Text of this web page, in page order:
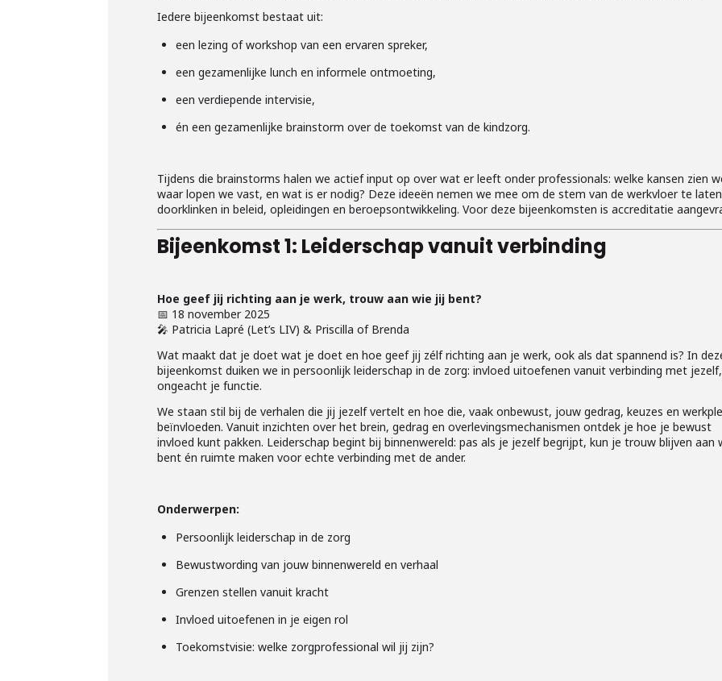
Iedere bijeenkomst bestaat uit:
een lezing of workshop van een ervaren spreker,
een gezamenlijke lunch en informele ontmoeting,
een verdiepende intervisie,
én een gezamenlijke brainstorm over de toekomst van de kindzorg.
Tijdens die brainstorms halen we actief input op over wat er leeft onder professionals: welke kansen zien
waar lopen we vast, en wat is er nodig? Deze ideeën nemen we mee om de stem van de werkvloer te laten
doorklinken in beleid, opleidingen en beroepsontwikkeling. Voor deze bijeenkomsten is accreditatie
Bijeenkomst 1: Leiderschap vanuit verbinding
Hoe geef jij richting aan je werk, trouw aan wie jij bent?
📅 18 november 2025
🎤 Patricia Lapré (Let’s LIV) & Priscilla of Brenda
Wat maakt dat je doet wat je doet en hoe geef jij zélf richting aan je werk, ook als dat spannend is? In
bijeenkomst duiken we in persoonlijk leiderschap in de zorg: invloed uitoefenen vanuit verbinding met jezelf,
ongeacht je functie.
We staan stil bij de verhalen die jij jezelf vertelt en hoe die, vaak onbewust, jouw gedrag, keuzes en
beïnvloeden. Vanuit inzichten over het brein, gedrag en overlevingsmechanismen ontdek je hoe je bewust
invloed kunt pakken. Leiderschap begint bij binnenwereld: pas als je jezelf begrijpt, kun je trouw blijven aan
bent én ruimte maken voor echte verbinding met de ander.
Onderwerpen:
Persoonlijk leiderschap in de zorg
Bewustwording van jouw binnenwereld en verhaal
Grenzen stellen vanuit kracht
Invloed uitoefenen in je eigen rol
Toekomstvisie: welke zorgprofessional wil jij zijn?